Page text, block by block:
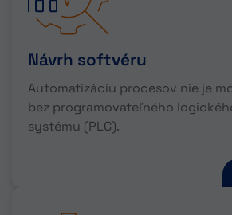
Návrh softvéru
Automatizáciu procesov nie je
bez programovateľného
systému (PLC).